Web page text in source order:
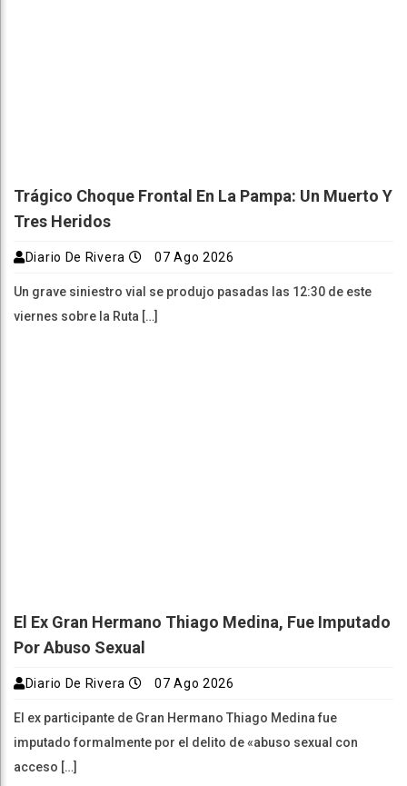
Trágico Choque Frontal En La Pampa: Un Muerto Y
Tres Heridos
Diario De Rivera 07 Ago 2026
Un grave siniestro vial se produjo pasadas las 12:30 de este
viernes sobre la Ruta […]
El Ex Gran Hermano Thiago Medina, Fue Imputado
Por Abuso Sexual
Diario De Rivera 07 Ago 2026
El ex participante de Gran Hermano Thiago Medina fue
imputado formalmente por el delito de «abuso sexual con
acceso […]